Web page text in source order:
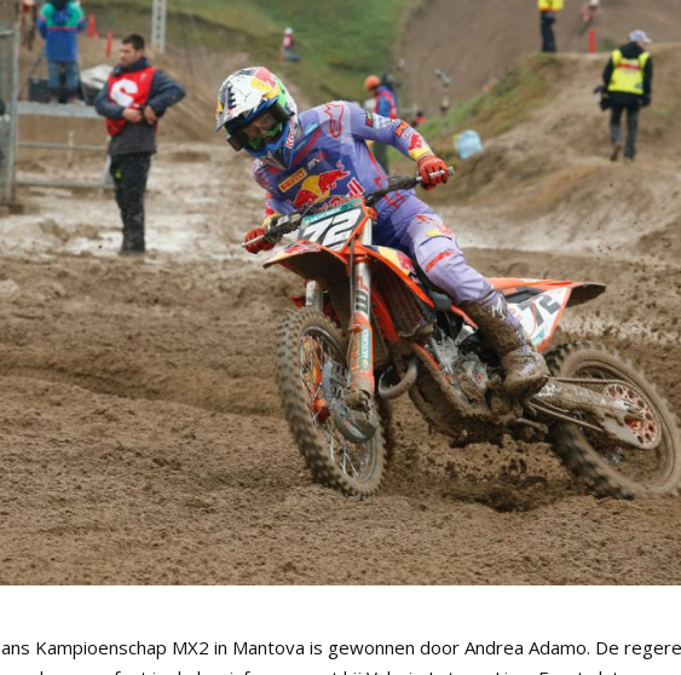
Kampioenschap MX2 in Mantova is gewonnen door Andrea Adamo. De